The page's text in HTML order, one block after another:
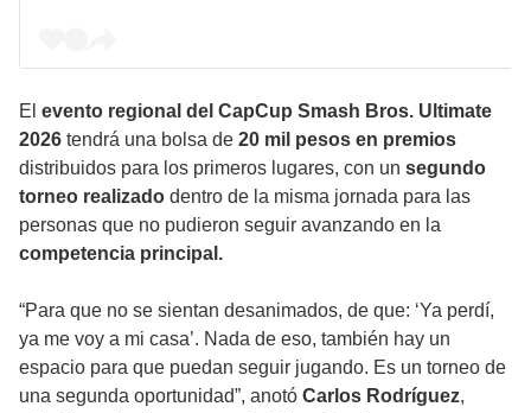
El evento regional del CapCup Smash Bros. Ultimate
2026 tendrá una bolsa de 20 mil pesos en premios
distribuidos para los primeros lugares, con un segundo
torneo realizado dentro de la misma jornada para las
personas que no pudieron seguir avanzando en la
competencia principal.
“Para que no se sientan desanimados, de que: ‘Ya perdí,
ya me voy a mi casa’. Nada de eso, también hay un
espacio para que puedan seguir jugando. Es un torneo de
una segunda oportunidad”, anotó Carlos Rodríguez,